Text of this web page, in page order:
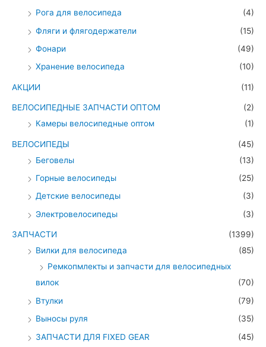
Рога для велосипеда
(4)
Фляги и флягодержатели
(15)
Фонари
(49)
Хранение велосипеда
(10)
АКЦИИ (11)
ВЕЛОСИПЕДНЫЕ ЗАПЧАСТИ ОПТОМ
(2)
Камеры велосипедные оптом
(1)
ВЕЛОСИПЕДЫ
(45)
Беговелы
(13)
Горные велосипеды
(25)
Детские велосипеды
(3)
Электровелосипеды
(3)
ЗАПЧАСТИ
(1399)
Вилки для велосипеда
(85)
Ремкопмлекты и запчасти для велосипедных
вилок
(70)
Втулки
(79)
Выносы руля
(35)
ЗАПЧАСТИ ДЛЯ FIXED GEAR
(45)